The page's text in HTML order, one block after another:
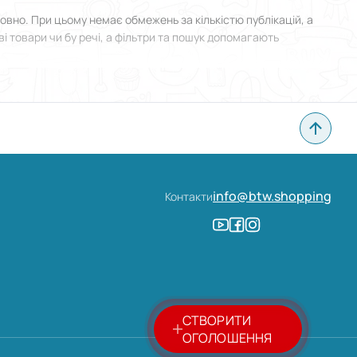
СТВОРИТИ
ОГОЛОШЕННЯ
При цьому немає обмежень за кількістю публікацій, а
товари чи бу речі, а фільтри та пошук допомагають
Веселому й прикріпити фотографії. Все зроблено
Контактиinfo@btw.shopping